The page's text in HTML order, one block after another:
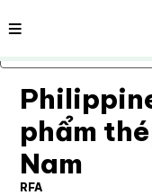
Bỏ qua nội dung
Nội dung
phẩm
Nam
RFA